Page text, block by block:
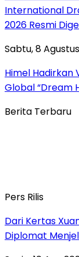
International
2026 Resmi
Sabtu, 8
Himel Hadirkan
Global “Dream
Berita Terbaru
Pers Rilis
Dari Kertas
Diplomat